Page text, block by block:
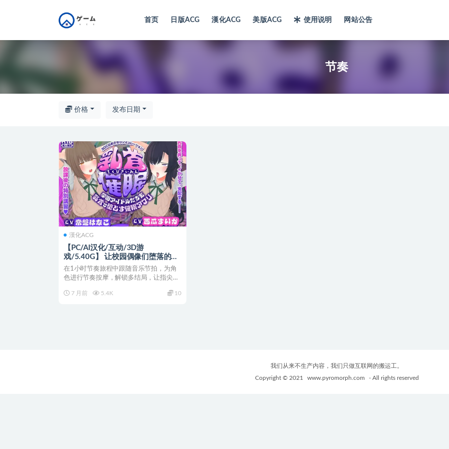
首页 日版ACG 漢化ACG 美版ACG 使用说明 网站公告
节奏
价格 发布日期
漢化ACG
【PC/AI汉化/互动/3D游
戏/5.40G】 让校园偶像们堕落的催
眠应用～ AI汉化版+互动3D游戏
+5.40G
在1小时节奏旅程中跟随音乐节拍，为角
色进行节奏按摩，解锁多结局，让指尖成
7 月前
5.4K 10
我们从来不生产内容，我们只做互联网的搬运工。
Copyright © 2021
www.pyromorph.com - All rights reserved